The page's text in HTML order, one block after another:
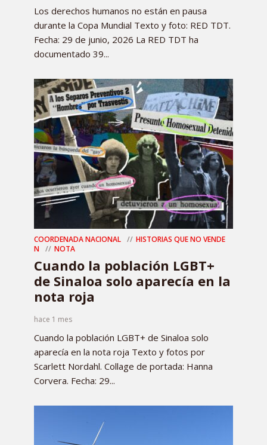
Los derechos humanos no están en pausa
durante la Copa Mundial Texto y foto: RED TDT.
Fecha: 29 de junio, 2026 La RED TDT ha
documentado 39...
COORDENADA NACIONAL
HISTORIAS QUE NO VENDE
N
NOTA
Cuando la población LGBT+
de Sinaloa solo aparecía en la
nota roja
hace 1 mes
Cuando la población LGBT+ de Sinaloa solo
aparecía en la nota roja Texto y fotos por
Scarlett Nordahl. Collage de portada: Hanna
Corvera. Fecha: 29...